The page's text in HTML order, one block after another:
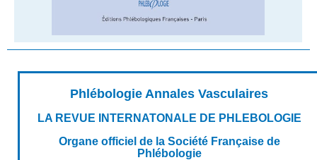
Phlébologie Annales Vasculaires
LA REVUE INTERNATONALE DE PHLEBOLOGIE
Organe officiel de la Société Française de
Phlébologie